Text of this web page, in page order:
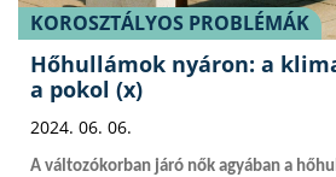
KOROSZTÁLYOS PROBLÉMÁK
Hőhullámok nyáron: a
a pokol (x)
2024. 06. 06.
A változókorban járó nők agyában a